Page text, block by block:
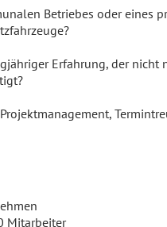
Betriebes oder eines
Erfahrung, der nicht
Mitarbeiter